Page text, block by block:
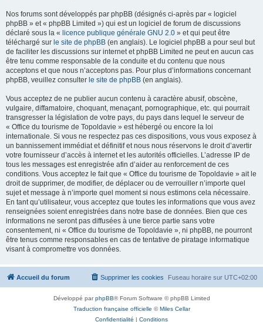
Nos forums sont développés par phpBB (désignés ci-après par « logiciel
phpBB » et « phpBB Limited ») qui est un logiciel de forum de discussions
déclaré sous la « licence publique générale GNU 2.0 » et qui peut être
téléchargé sur le site de phpBB (en anglais). Le logiciel phpBB a pour seul but
de faciliter les discussions sur internet et phpBB Limited ne peut en aucun cas
être tenu comme responsable de la conduite et du contenu que nous
acceptons et que nous n’acceptons pas. Pour plus d’informations concernant
phpBB, veuillez consulter le site de phpBB (en anglais).
Vous acceptez de ne publier aucun contenu à caractère abusif, obscène,
vulgaire, diffamatoire, choquant, menaçant, pornographique, etc. qui pourrait
transgresser la législation de votre pays, du pays dans lequel le serveur de
« Office du tourisme de Topoldavie » est hébergé ou encore la loi
internationale. Si vous ne respectez pas ces dispositions, vous vous exposez à
un bannissement immédiat et définitif et nous nous réservons le droit d’avertir
votre fournisseur d’accès à internet et les autorités officielles. L’adresse IP de
tous les messages est enregistrée afin d’aider au renforcement de ces
conditions. Vous acceptez le fait que « Office du tourisme de Topoldavie » ait le
droit de supprimer, de modifier, de déplacer ou de verrouiller n’importe quel
sujet et message à n’importe quel moment si nous estimons cela nécessaire.
En tant qu’utilisateur, vous acceptez que toutes les informations que vous avez
renseignées soient enregistrées dans notre base de données. Bien que ces
informations ne seront pas diffusées à une tierce partie sans votre
consentement, ni « Office du tourisme de Topoldavie », ni phpBB, ne pourront
être tenus comme responsables en cas de tentative de piratage informatique
visant à compromettre vos données.
Accueil du forum Fuseau horaire sur UTC+02:00
Supprimer les cookies
Développé parphpBB® Forum Software © phpBB Limited
Traduction française officielle ©Miles Cellar
Confidentialité | Conditions